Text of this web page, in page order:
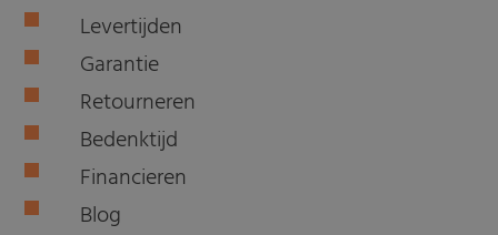
Levertijden
Garantie
Retourneren
Bedenktijd
Financieren
Blog